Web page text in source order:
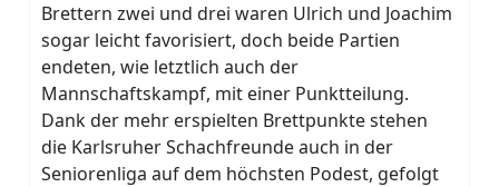
Brettern zwei und drei waren Ulrich und Joachim
sogar leicht favorisiert, doch beide Partien
endeten, wie letztlich auch der
Mannschaftskampf, mit einer Punktteilung.
Dank der mehr erspielten Brettpunkte stehen
die Karlsruher Schachfreunde auch in der
Seniorenliga auf dem höchsten Podest, gefolgt